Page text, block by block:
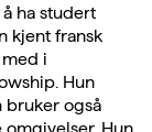
ha studert
kjent fransk
i
Hun
bruker også
Hun